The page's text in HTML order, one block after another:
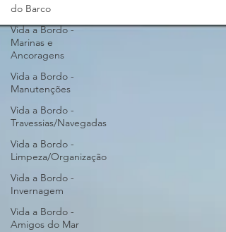
do Barco
Vida a Bordo -
Marinas e
Ancoragens
Vida a Bordo -
Manutenções
Vida a Bordo -
Travessias/Navegadas
Vida a Bordo -
Limpeza/Organização
Vida a Bordo -
Invernagem
Vida a Bordo -
Amigos do Mar